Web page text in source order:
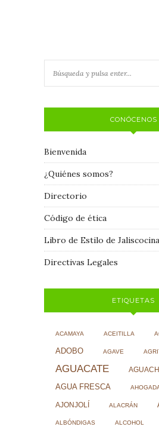
CONÓCENOS
Bienvenida
¿Quiénes somos?
Directorio
Código de ética
Libro de Estilo de Jaliscocina
Directivas Legales
ETIQUETAS
ACAMAYA ACEITILLA
ADOBO AGAVE
AGUACATE
AGUA FRESCA
AJONJOLÍ ALACRÁN
ALBÓNDIGAS ALCOHOL